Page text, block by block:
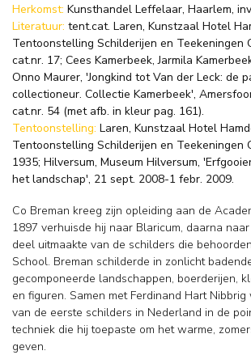
Herkomst: Kunsthandel Leffelaar, Haarlem,
Literatuur: tent.cat. Laren, Kunstzaal Hotel
Tentoonstelling Schilderijen en Teekeningen
cat.nr. 17; Cees Kamerbeek, Jarmila
Onno Maurer, 'Jongkind tot Van der Leck: de
collectioneur. Collectie Kamerbeek',
cat.nr. 54 (met afb. in kleur pag. 161).
Tentoonstelling: Laren, Kunstzaal Hotel
Tentoonstelling Schilderijen en Teekeningen
1935; Hilversum, Museum Hilversum,
het landschap', 21 sept. 2008-1 febr. 2009.
Co Breman kreeg zijn opleiding aan de
1897 verhuisde hij naar Blaricum, daarna
deel uitmaakte van de schilders die
School. Breman schilderde in zonlicht
gecomponeerde landschappen, boerderijen,
en figuren. Samen met Ferdinand Hart
van de eerste schilders in Nederland in de
techniek die hij toepaste om het warme,
geven.